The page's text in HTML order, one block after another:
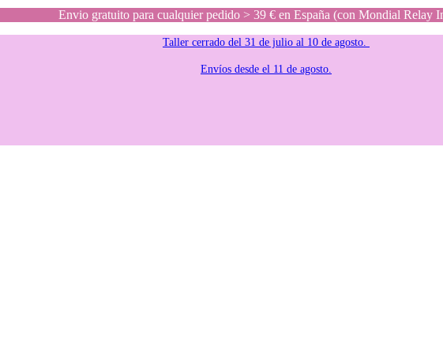
Envio gratuito para cualquier pedido > 39 € en España (con Mondial Relay
Taller cerrado del 31 de julio al 10 de agosto.
Envíos desde el 11 de agosto.